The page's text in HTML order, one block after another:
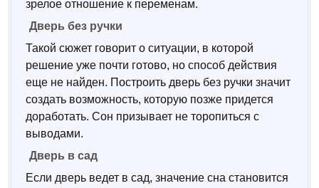
зрелое отношение к переменам.
Дверь без ручки
Такой сюжет говорит о ситуации, в которой
решение уже почти готово, но способ действия
еще не найден. Построить дверь без ручки значит
создать возможность, которую позже придется
доработать. Сон призывает не торопиться с
выводами.
Дверь в сад
Если дверь ведет в сад, значение сна становится